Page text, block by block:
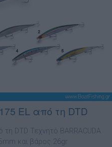
EL από τη DTD
τη DTD Τεχνητό BARRACUDA
και βάρος 26gr